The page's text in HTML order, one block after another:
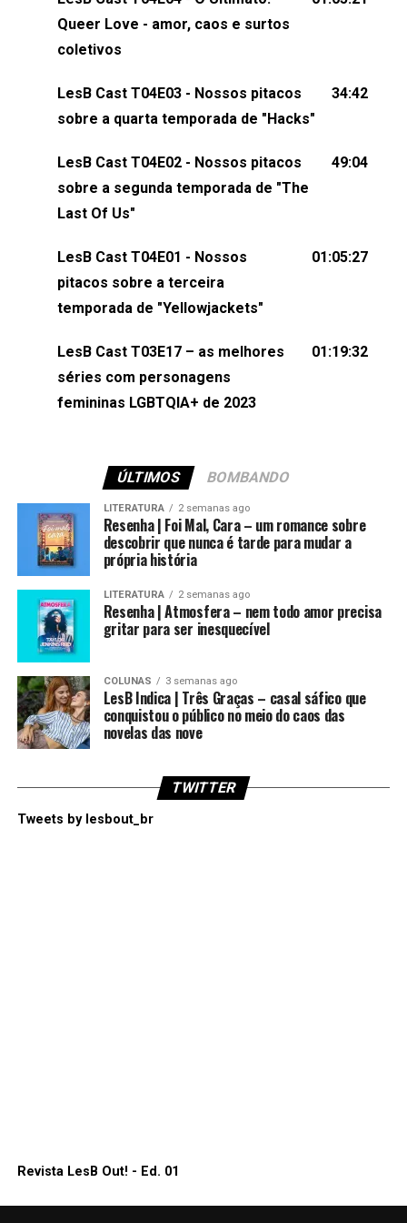
claro, tudo o que esse reality nos fez pensar (e rir)
sobre amor sáfico!Você também pode participar
comentários, perguntas ou qualquer outra coisa,
nos envie uma mensagem pelas redes sociais ou
esqueça de visitar nosso site e também redes
sociais:Twitter: ⁠⁠⁠⁠@lesbout_br⁠⁠⁠⁠ Instagram: ⁠⁠⁠⁠@lesbout_br⁠⁠⁠⁠
(⁠⁠⁠⁠⁠⁠@KarolenPassos⁠⁠⁠⁠⁠⁠)Participação de Bruna Fentanes
(⁠⁠⁠⁠@brunarfentanes⁠⁠⁠⁠) e Pollyelly FlorêncioEdição de
Naiady Machado
Queer Love - amor, caos e surtos
coletivos
LesB Cast T04E03 - Nossos pitacos
sobre a quarta temporada de "Hacks"
34:42
LesB Cast T04E02 - Nossos pitacos
sobre a segunda temporada de "The
Last Of Us"
49:04
LesB Cast T04E01 - Nossos
pitacos sobre a terceira
temporada de "Yellowjackets"
01:05:27
LesB Cast T03E17 – as melhores
séries com personagens
femininas LGBTQIA+ de 2023
01:19:32
ÚLTIMOS BOMBANDO
LITERATURA 2 semanas ago
Resenha | Foi Mal, Cara – um romance sobre
descobrir que nunca é tarde para mudar a
própria história
LITERATURA 2 semanas ago
Resenha | Atmosfera – nem todo amor precisa
gritar para ser inesquecível
COLUNAS 3 semanas ago
LesB Indica | Três Graças – casal sáfico que
conquistou o público no meio do caos das
novelas das nove
TWITTER
Tweets by lesbout_br
Revista LesB Out! - Ed. 01